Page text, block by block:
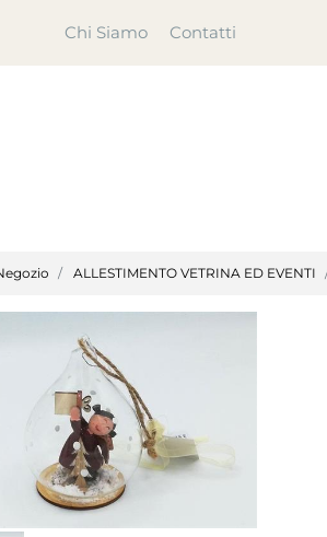
Chi Siamo Contatti
ALLESTIMENTO VETRINA ED EVENTI